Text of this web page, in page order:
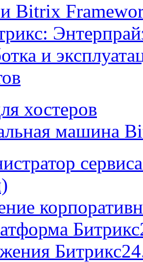
Bitrix
и
хостеров
машина